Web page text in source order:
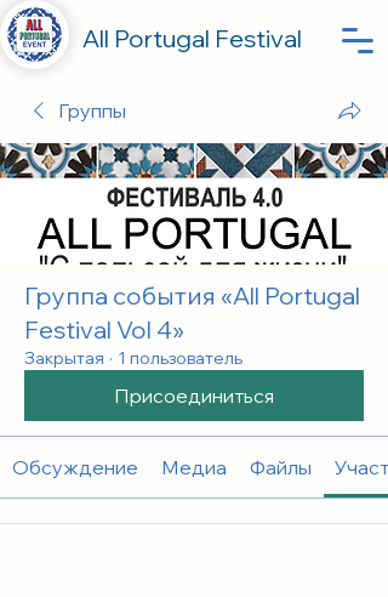
All Portugal Festival
Группы
Группа события «All Portugal
Festival Vol 4»
Закрытая · 1 пользователь
Присоединиться
Обсуждение Медиа Файлы